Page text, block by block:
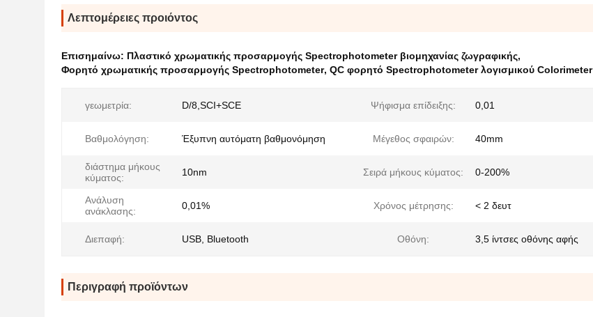
Λεπτομέρειες προιόντος
Επισημαίνω: Πλαστικό χρωματικής προσαρμογής Spectrophotometer βιομηχανίας ζωγραφικής,
Φορητό χρωματικής προσαρμογής Spectrophotometer, QC φορητό Spectrophotometer λογισμικού Colorimeter
γεωμετρία: D/8,SCI+SCE Ψήφισμα επίδειξης: 0,01
Βαθμολόγηση: Έξυπνη αυτόματη βαθμονόμηση Μέγεθος σφαιρών: 40mm
διάστημα μήκους
κύματος:
10nm Σειρά μήκους κύματος: 0-200%
Ανάλυση
ανάκλασης:
0,01% Χρόνος μέτρησης: < 2 δευτ
Διεπαφή: USB, Bluetooth Οθόνη: 3,5 ίντσες οθόνης αφής
Περιγραφή προϊόντων